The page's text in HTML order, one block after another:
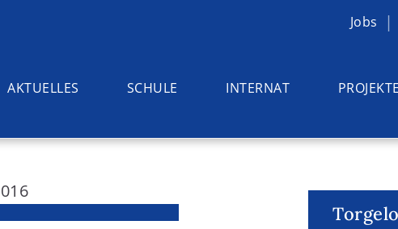
Jobs
AKTUELLES SCHULE INTERNAT PROJEKTE
Suchen